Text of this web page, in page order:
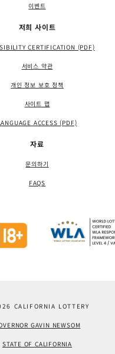
이벤트
저희 사이트
CERTIFICATION (PDF)
서비스 약관
개인 정보 보호 정책
사이트 맵
ACCESS (PDF)
자료
문의하기
FAQS
CALIFORNIA LOTTERY
GAVIN NEWSOM
STATE OF CALIFORNIA